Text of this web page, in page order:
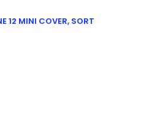
12 MINI COVER, SORT